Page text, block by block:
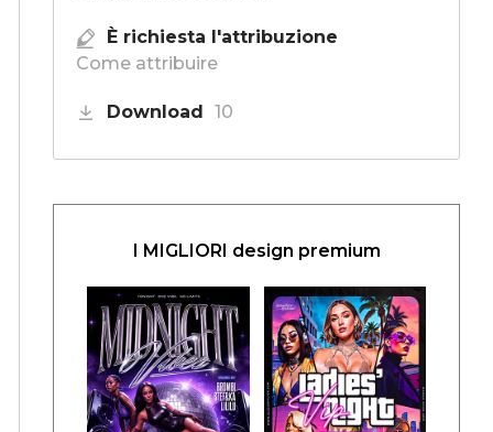
È richiesta l'attribuzione
Come attribuire
Download 10
I MIGLIORI design premium